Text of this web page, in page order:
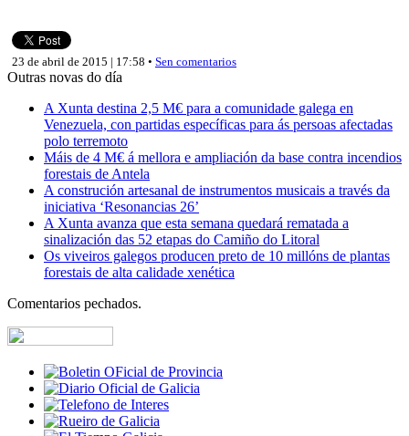
23 de abril de 2015 | 17:58 • Sen comentarios
Outras novas do día
A Xunta destina 2,5 M€ para a comunidade galega en
Venezuela, con partidas específicas para ás persoas afectadas
polo terremoto
Máis de 4 M€ á mellora e ampliación da base contra incendios
forestais de Antela
A construción artesanal de instrumentos musicais a través da
iniciativa ‘Resonancias 26’
A Xunta avanza que esta semana quedará rematada a
sinalización das 52 etapas do Camiño do Litoral
Os viveiros galegos producen preto de 10 millóns de plantas
forestais de alta calidade xenética
Comentarios pechados.